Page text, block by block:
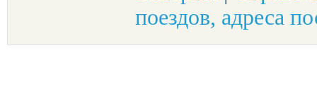
поездов, адреса